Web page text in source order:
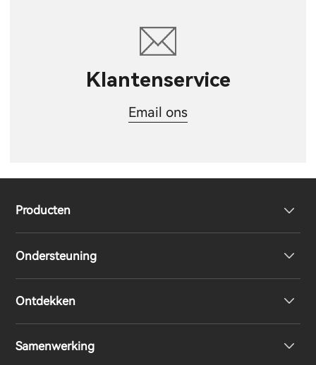
Klantenservice
Email ons
Producten
Volledig draadloze oordopjes
Boekenplank luidsprekers
Ondersteuning
EU-conformiteitsverklaring
Ontdekken
Ontwerpprijs
Samenwerking